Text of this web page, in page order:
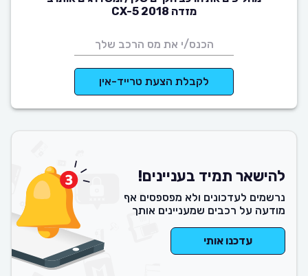
מזדה CX-5 2018
לקבלת הצעת טרייד-אין
להישאר תמיד בעניינים!
נרשמים לעדכונים ולא מפספסים אף
מודעה על רכבים שמעניינים אותך
עדכנו אותי